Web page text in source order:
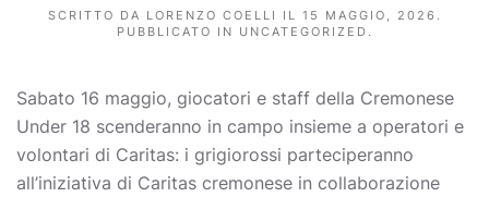
SCRITTO DA LORENZO COELLI IL 15 MAGGIO, 2026 .
PUBBLICATO IN UNCATEGORIZED .
Sabato 16 maggio, giocatori e staff della Cremonese
Under 18 scenderanno in campo insieme a operatori e
volontari di Caritas: i grigiorossi parteciperanno
all’iniziativa di Caritas cremonese in collaborazione